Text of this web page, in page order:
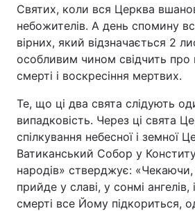
Святих, коли вся Церква
небожителів. А день спомину
вірних, який відзначається 2
особливим чином свідчить про
смерті і воскресіння мертвих.
Те, що ці два свята слідують
випадковість. Через ці свята
спілкування небесної і земної
Ватиканський Собор у
народів» стверджує:
прийде у славі, у сонмі ангелів,
смерті все Йому підкориться,